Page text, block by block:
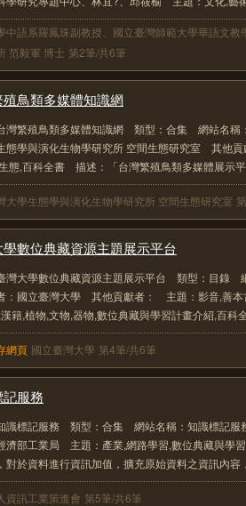
中語系羅鳳珠副教授、國立臺灣師範大學華語文
范毅軍 博士 第2筆/共6筆
殖鳥類多媒體知識網
灣繁殖鳥類多媒體知識網 類型：合集 網站名稱
態學與演化生物學研究所 空間生態研究室 其他
態,百科全書 描述：「台灣繁殖鳥類多媒體展示
大學生態學與演化生物學研究所 空間生態研究室
數位典藏資源主題展示平台
灣大學數位典藏資源主題展示平台 類型：目錄
國立臺灣大學 其他貢獻者： 主題：影音,善本
籍,植物,文物,器物,數位典藏與學習計畫介紹,百科
網頁 國立臺灣大學 第4筆/共6筆
服務
識標記服務 類型：合集 網站名稱：知識標記
濟部工業局 主題：產業,網路學習,數位典藏與學
對於資料進行資訊加值，擴充原始資料之資訊內容
資訊工業策進會 第5筆/共6筆